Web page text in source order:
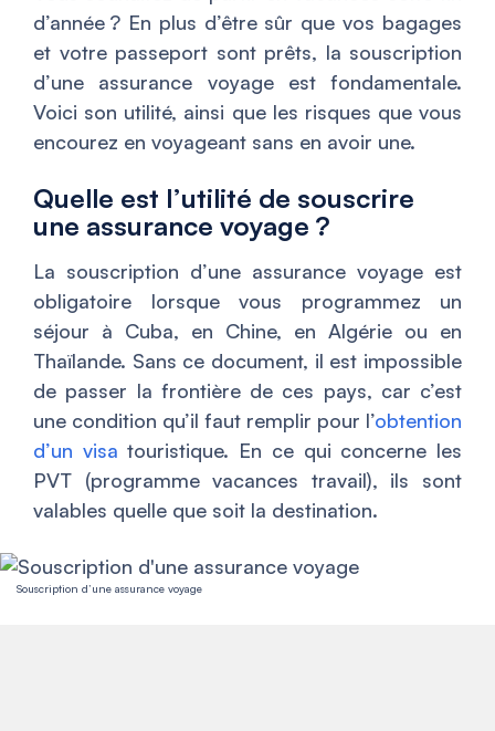
d’année ? En plus d’être sûr que vos bagages
et votre passeport sont prêts, la souscription
d’une assurance voyage est fondamentale.
Voici son utilité, ainsi que les risques que vous
encourez en voyageant sans en avoir une.
Quelle est l’utilité de souscrire
une assurance voyage ?
La souscription d’une assurance voyage est
obligatoire lorsque vous programmez un
séjour à Cuba, en Chine, en Algérie ou en
Thaïlande. Sans ce document, il est impossible
de passer la frontière de ces pays, car c’est
une condition qu’il faut remplir pour l’obtention
d’un visatouristique. En ce qui concerne les
PVT (programme vacances travail), ils sont
valables quelle que soit la destination.
Souscription d’une assurance voyage